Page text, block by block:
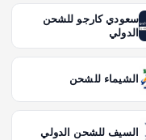
سعودي كارجو للشحن
الدولي
الشيماء للشحن
السيف للشحن الدولي